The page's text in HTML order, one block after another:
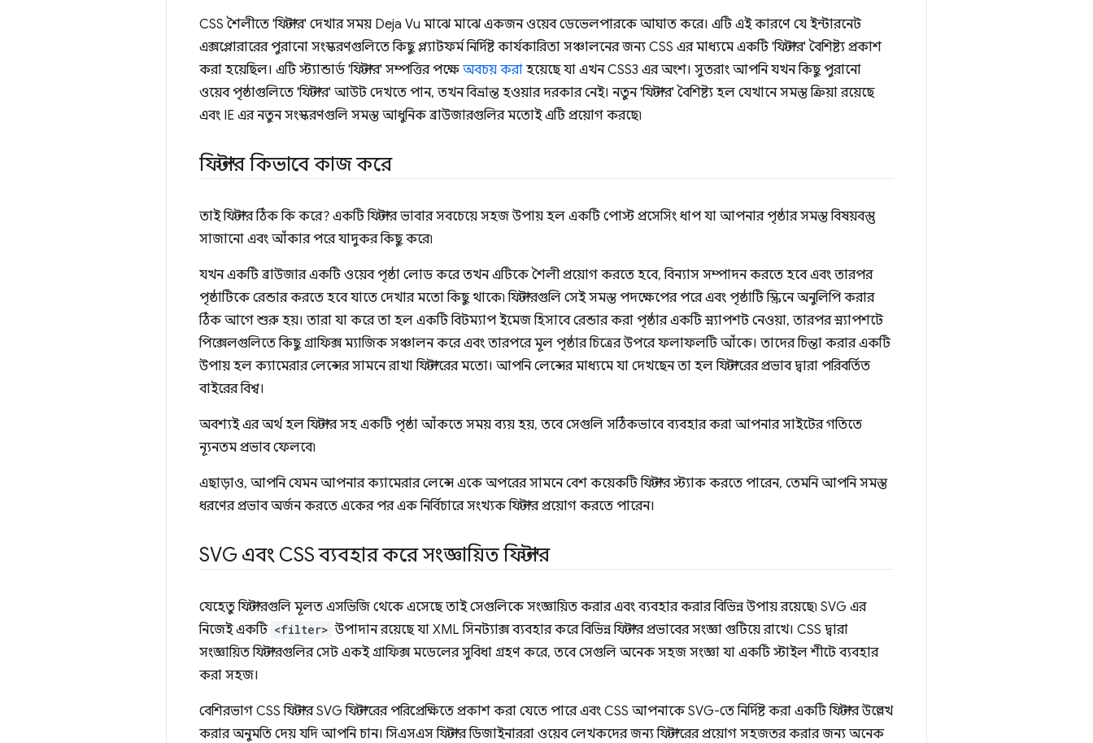
CSS শৈলীতে 'ফিল্টার' দেখার সময় Deja Vu মাঝে মাঝে একজন ওয়েব ডেভেলপারকে আঘাত করে। এটি এই কারণে যে ইন্টারনেট
এক্সপ্লোরারের পুরানো সংস্করণগুলিতে কিছু প্ল্যাটফর্ম নির্দিষ্ট কার্যকারিতা সঞ্চালনের জন্য CSS এর মাধ্যমে একটি 'ফিল্টার' বৈশিষ্ট্য প্রকাশ
করা হয়েছিল। এটি স্ট্যান্ডার্ড 'ফিল্টার' সম্পত্তির পক্ষে অবচয় করা হয়েছে যা এখন CSS3 এর অংশ। সুতরাং আপনি যখন কিছু পুরানো
ওয়েব পৃষ্ঠাগুলিতে 'ফিল্টার' আউট দেখতে পান, তখন বিভ্রান্ত হওয়ার দরকার নেই। নতুন 'ফিল্টার' বৈশিষ্ট্য হল যেখানে সমস্ত ক্রিয়া রয়েছে
এবং IE এর নতুন সংস্করণগুলি সমস্ত আধুনিক ব্রাউজারগুলির মতোই এটি প্রয়োগ করছে৷
ফিল্টার কিভাবে কাজ করে
তাই ফিল্টার ঠিক কি করে? একটি ফিল্টার ভাবার সবচেয়ে সহজ উপায় হল একটি পোস্ট প্রসেসিং ধাপ যা আপনার পৃষ্ঠার সমস্ত বিষয়বস্তু
সাজানো এবং আঁকার পরে যাদুকর কিছু করে৷
যখন একটি ব্রাউজার একটি ওয়েব পৃষ্ঠা লোড করে তখন এটিকে শৈলী প্রয়োগ করতে হবে, বিন্যাস সম্পাদন করতে হবে এবং তারপর
পৃষ্ঠাটিকে রেন্ডার করতে হবে যাতে দেখার মতো কিছু থাকে৷ ফিল্টারগুলি সেই সমস্ত পদক্ষেপের পরে এবং পৃষ্ঠাটি স্ক্রিনে অনুলিপি করার
ঠিক আগে শুরু হয়। তারা যা করে তা হল একটি বিটম্যাপ ইমেজ হিসাবে রেন্ডার করা পৃষ্ঠার একটি স্ন্যাপশট নেওয়া, তারপর স্ন্যাপশটে
পিক্সেলগুলিতে কিছু গ্রাফিক্স ম্যাজিক সঞ্চালন করে এবং তারপরে মূল পৃষ্ঠার চিত্রের উপরে ফলাফলটি আঁকে। তাদের চিন্তা করার একটি
উপায় হল ক্যামেরার লেন্সের সামনে রাখা ফিল্টারের মতো। আপনি লেন্সের মাধ্যমে যা দেখছেন তা হল ফিল্টারের প্রভাব দ্বারা পরিবর্তিত
বাইরের বিশ্ব।
অবশ্যই এর অর্থ হল ফিল্টার সহ একটি পৃষ্ঠা আঁকতে সময় ব্যয় হয়, তবে সেগুলি সঠিকভাবে ব্যবহার করা আপনার সাইটের গতিতে
ন্যূনতম প্রভাব ফেলবে৷
এছাড়াও, আপনি যেমন আপনার ক্যামেরার লেন্সে একে অপরের সামনে বেশ কয়েকটি ফিল্টার স্ট্যাক করতে পারেন, তেমনি আপনি সমস্ত
ধরণের প্রভাব অর্জন করতে একের পর এক নির্বিচারে সংখ্যক ফিল্টার প্রয়োগ করতে পারেন।
SVG এবং CSS ব্যবহার করে সংজ্ঞায়িত ফিল্টার
যেহেতু ফিল্টারগুলি মূলত এসভিজি থেকে এসেছে তাই সেগুলিকে সংজ্ঞায়িত করার এবং ব্যবহার করার বিভিন্ন উপায় রয়েছে৷ SVG এর
নিজেই একটি <filter> উপাদান রয়েছে যা XML সিনট্যাক্স ব্যবহার করে বিভিন্ন ফিল্টার প্রভাবের সংজ্ঞা গুটিয়ে রাখে। CSS দ্বারা
সংজ্ঞায়িত ফিল্টারগুলির সেট একই গ্রাফিক্স মডেলের সুবিধা গ্রহণ করে, তবে সেগুলি অনেক সহজ সংজ্ঞা যা একটি স্টাইল শীটে ব্যবহার
করা সহজ।
বেশিরভাগ CSS ফিল্টার SVG ফিল্টারের পরিপ্রেক্ষিতে প্রকাশ করা যেতে পারে এবং CSS আপনাকে SVG-তে নির্দিষ্ট করা একটি ফিল্টার উল্লেখ
করার অনুমতি দেয় যদি আপনি চান। সিএসএস ফিল্টার ডিজাইনাররা ওয়েব লেখকদের জন্য ফিল্টারের প্রয়োগ সহজতর করার জন্য অনেক